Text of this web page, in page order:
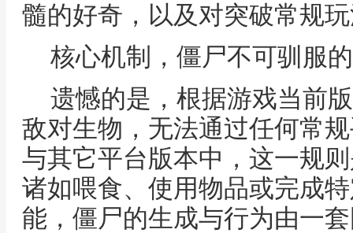
髓的好奇，以及对突破常规
核心机制，僵尸不可驯服
遗憾的是，根据游戏当前
敌对生物，无法通过任何常
与其它平台版本中，这一规
诸如喂食、使用物品或完成
能，僵尸的生成与行为由一